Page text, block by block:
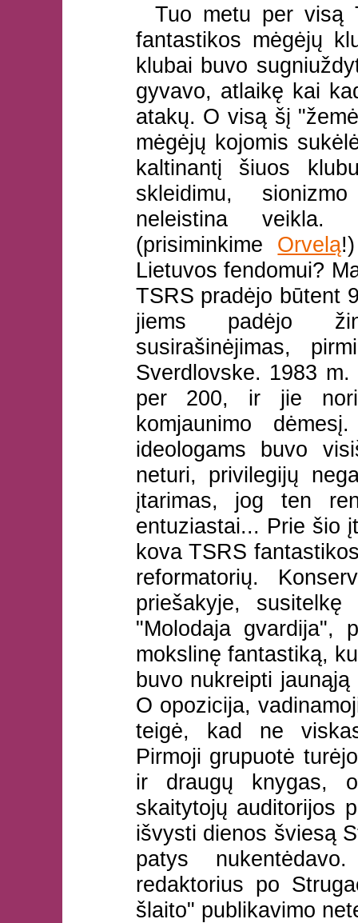
Tuo metu per visą
fantastikos mėgėjų
klubai buvo
gyvavo, atlaikę kai
atakų. O visą šį
mėgėjų kojomis
kaltinantį šiuos
skleidimu,
neleistina veikla.
(prisiminkime Orvelą
Lietuvos fendomui?
TSRS pradėjo būtent
jiems padėjo
susirašinėjimas,
Sverdlovske. 1983
per 200, ir jie
komjaunimo
ideologams buvo
neturi, privilegijų
įtarimas, jog ten
entuziastai... Prie šio
kova TSRS
reformatorių.
priešakyje,
"Molodaja gvardija",
mokslinę fantastiką,
buvo nukreipti
O opozicija,
teigė, kad ne
Pirmoji grupuotė
ir draugų knygas,
skaitytojų auditorijos
išvysti dienos šviesą
patys
redaktorius po
šlaito" publikavimo